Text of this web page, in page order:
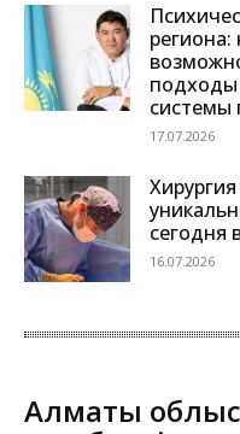
подходы
17.07.2026
сегодня
16.07.2026